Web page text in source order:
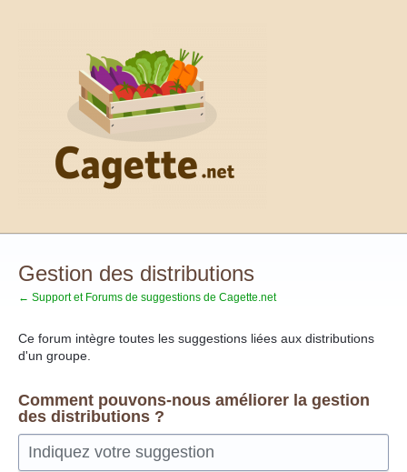
Gestion des distributions
← Support et Forums de suggestions de Cagette.net
Ce forum intègre toutes les suggestions liées aux distributions
d'un groupe.
Comment pouvons-nous améliorer la gestion
des distributions ?
Indiquez votre suggestion